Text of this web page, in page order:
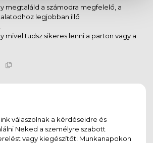
megtaláld a számodra megfelelő, a
legjobban illő
mivel tudsz sikeres lenni a parton vagy a
válaszolnak a kérdéseidre és
Neked a személyre szabott
vagy kiegészítőt! Munkanapokon